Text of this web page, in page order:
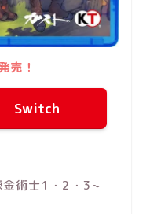
売！
Switch
金術士1・2・3~